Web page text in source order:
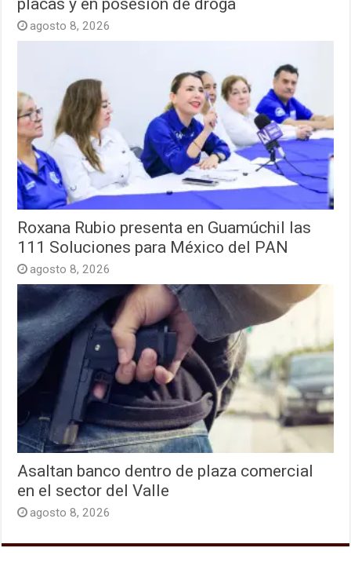
agosto 8, 2026
Roxana Rubio presenta en Guamúchil las
111 Soluciones para México del PAN
agosto 8, 2026
Asaltan banco dentro de plaza comercial
en el sector del Valle
agosto 8, 2026